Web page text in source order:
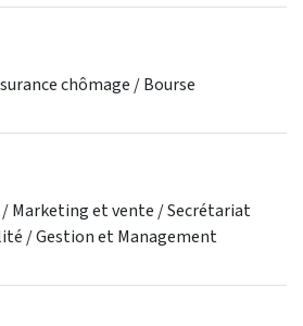
chômage / Bourse
Marketing et vente / Secrétariat
/ Gestion et Management